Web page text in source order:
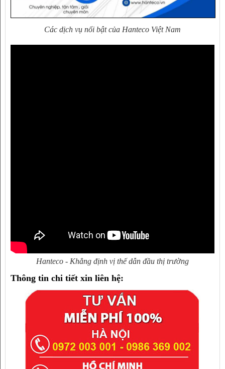
Các dịch vụ nổi bật của Hanteco Việt Nam
Hanteco - Khẳng định vị thế dẫn đầu thị trường
Thông tin chi tiết xin liên hệ: